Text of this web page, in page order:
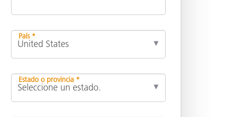
País *
Estado o provincia *